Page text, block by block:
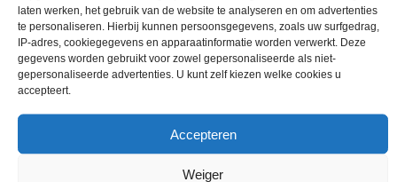
laten werken, het gebruik van de website te analyseren en om advertenties
te personaliseren. Hierbij kunnen persoonsgegevens, zoals uw surfgedrag,
IP-adres, cookiegegevens en apparaatinformatie worden verwerkt. Deze
gegevens worden gebruikt voor zowel gepersonaliseerde als niet-
gepersonaliseerde advertenties. U kunt zelf kiezen welke cookies u
accepteert.
Accepteren
Weiger
Productcategorieën
Euromunten
Speciale 2 euromunten